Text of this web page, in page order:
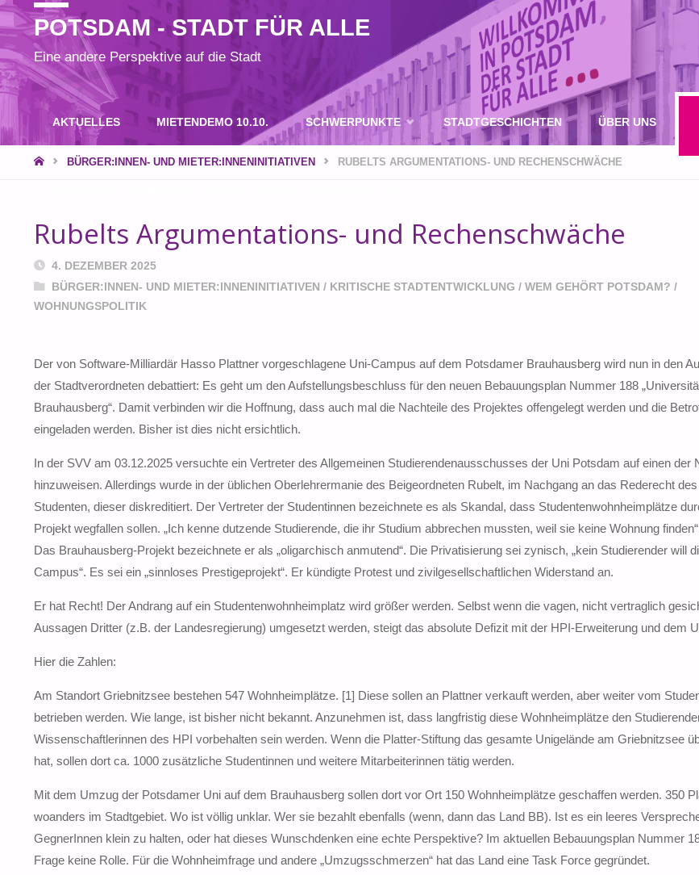
POTSDAM - STADT FÜR ALLE
Eine andere Perspektive auf die Stadt
Inhalt
AKTUELLES MIETENDEMO 10.10. SCHWERPUNKTE STADTGESCHICHTEN ÜBER UNS
STARTBÜRGER:INNEN- UND MIETER:INNENINITIATIVEN RUBELTS ARGUMENTATIONS- UND RECHENSCHWÄCHE
Rubelts Argumentations- und Rechenschwäche
4. DEZEMBER 2025
BÜRGER:INNEN- UND MIETER:INNENINITIATIVEN / KRITISCHE STADTENTWICKLUNG / WEM GEHÖRT POTSDAM? /
WOHNUNGSPOLITIK
Der von Software-Milliardär Hasso Plattner vorgeschlagene Uni-Campus auf dem Potsdamer Brauhausberg wird nun in den
der Stadtverordneten debattiert: Es geht um den Aufstellungsbeschluss für den neuen Bebauungsplan Nummer 188
Brauhausberg“. Damit verbinden wir die Hoffnung, dass auch mal die Nachteile des Projektes offengelegt werden und die
eingeladen werden. Bisher ist dies nicht ersichtlich.
In der SVV am 03.12.2025 versuchte ein Vertreter des Allgemeinen Studierendenausschusses der Uni Potsdam auf einen der
hinzuweisen. Allerdings wurde in der üblichen Oberlehrermanie des Beigeordneten Rubelt, im Nachgang an das Rederecht
Studenten, dieser diskreditiert. Der Vertreter der Studentinnen bezeichnete es als Skandal, dass Studentenwohnheimplätze
Projekt wegfallen sollen. „Ich kenne dutzende Studierende, die ihr Studium abbrechen mussten, weil sie keine Wohnung
Das Brauhausberg-Projekt bezeichnete er als „oligarchisch anmutend“. Die Privatisierung sei zynisch, „kein Studierender will
Campus“. Es sei ein „sinnloses Prestigeprojekt“. Er kündigte Protest und zivilgesellschaftlichen Widerstand an.
Er hat Recht! Der Andrang auf ein Studentenwohnheimplatz wird größer werden. Selbst wenn die vagen, nicht vertraglich
Aussagen Dritter (z.B. der Landesregierung) umgesetzt werden, steigt das absolute Defizit mit der HPI-Erweiterung und dem
Hier die Zahlen:
Am Standort Griebnitzsee bestehen 547 Wohnheimplätze. [1] Diese sollen an Plattner verkauft werden, aber weiter vom
betrieben werden. Wie lange, ist bisher nicht bekannt. Anzunehmen ist, dass langfristig diese Wohnheimplätze den
Wissenschaftlerinnen des HPI vorbehalten sein werden. Wenn die Platter-Stiftung das gesamte Unigelände am Griebnitzsee
hat, sollen dort ca. 1000 zusätzliche Studentinnen und weitere Mitarbeiterinnen tätig werden.
Mit dem Umzug der Potsdamer Uni auf dem Brauhausberg sollen dort vor Ort 150 Wohnheimplätze geschaffen werden. 350
woanders im Stadtgebiet. Wo ist völlig unklar. Wer sie bezahlt ebenfalls (wenn, dann das Land BB). Ist es ein leeres
GegnerInnen klein zu halten, oder hat dieses Wunschdenken eine echte Perspektive? Im aktuellen Bebauungsplan Nummer
Frage keine Rolle. Für die Wohnheimfrage und andere „Umzugsschmerzen“ hat das Land eine Task Force gegründet.